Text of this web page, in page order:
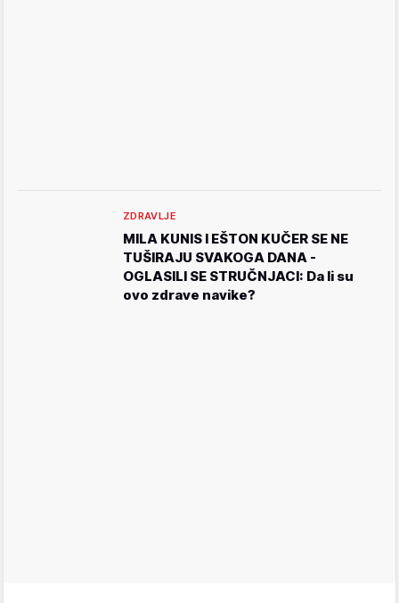
ZDRAVLJE
MILA KUNIS I EŠTON KUČER SE NE
TUŠIRAJU SVAKOGA DANA -
OGLASILI SE STRUČNJACI: Da li su
ovo zdrave navike?